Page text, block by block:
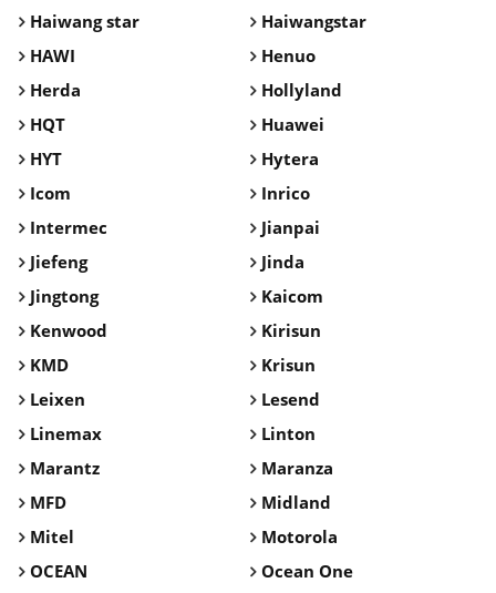
Haiwang star
Haiwangstar
HAWI
Henuo
Herda
Hollyland
HQT
Huawei
HYT
Hytera
Icom
Inrico
Intermec
Jianpai
Jiefeng
Jinda
Jingtong
Kaicom
Kenwood
Kirisun
KMD
Krisun
Leixen
Lesend
Linemax
Linton
Marantz
Maranza
MFD
Midland
Mitel
Motorola
OCEAN
Ocean One